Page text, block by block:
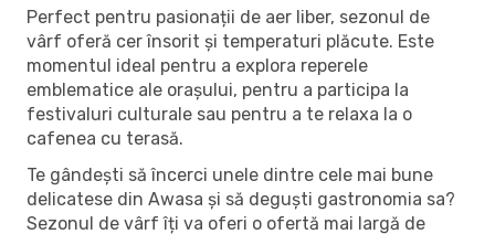
Perfect pentru pasionații de aer liber, sezonul de
vârf oferă cer însorit și temperaturi plăcute. Este
momentul ideal pentru a explora reperele
emblematice ale orașului, pentru a participa la
festivaluri culturale sau pentru a te relaxa la o
cafenea cu terasă.
Te gândești să încerci unele dintre cele mai bune
delicatese din Awasa și să deguști gastronomia sa?
Sezonul de vârf îți va oferi o ofertă mai largă de